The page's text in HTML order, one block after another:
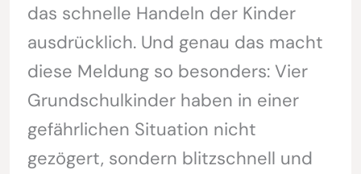
das schnelle Handeln der Kinder
ausdrücklich. Und genau das macht
diese Meldung so besonders: Vier
Grundschulkinder haben in einer
gefährlichen Situation nicht
gezögert, sondern blitzschnell und